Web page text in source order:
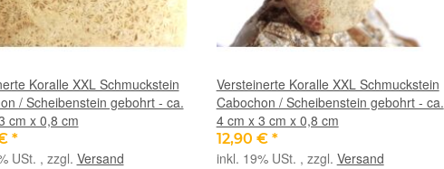
Koralle XXL Schmuckstein
/ Scheibenstein gebohrt - ca.
cm x 0,8 cm
*
USt. , zzgl. Versand
Versteinerte Koralle XXL Schmuckstein
Cabochon / Scheibenstein gebohrt - ca.
4 cm x 3 cm x 0,8 cm
12,90 € *
inkl. 19% USt. , zzgl. Versand